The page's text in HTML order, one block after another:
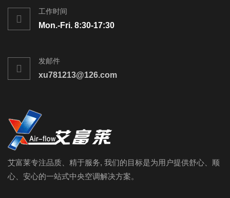
工作时间
Mon.-Fri. 8:30-17:30
发邮件
xu781213@126.com
艾富莱专注品质、精于服务, 我们的目标是为用户提供舒心、顺
心、安心的一站式中央空调解决方案。